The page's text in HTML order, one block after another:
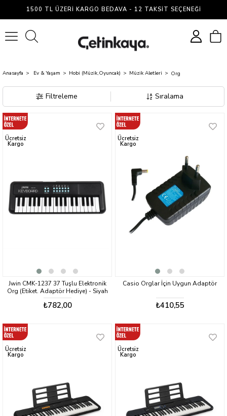
1500 TL ÜZERI KARGO BEDAVA - 12 TAKSIT SEÇENEĞI
Anasayfa Ev & Yaşam Hobi (Müzik,Oyuncak) Müzik Aletleri Org
Filtreleme Sıralama
Jwin CMK-1237 37 Tuşlu Elektronik
Org (Etiket. Adaptör Hediye) - Siyah
₺782,00
Ücretsiz
Kargo
Casio Orglar İçin Uygun Adaptör
₺410,55
Ücretsiz
Kargo
Ücretsiz
Kargo
Ücretsiz
Kargo